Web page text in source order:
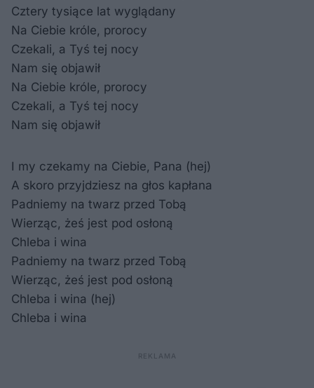
Cztery tysiące lat wyglądany
Na Ciebie króle, prorocy
Czekali, a Tyś tej nocy
Nam się objawił
Na Ciebie króle, prorocy
Czekali, a Tyś tej nocy
Nam się objawił
I my czekamy na Ciebie, Pana (hej)
A skoro przyjdziesz na głos kapłana
Padniemy na twarz przed Tobą
Wierząc, żeś jest pod osłoną
Chleba i wina
Padniemy na twarz przed Tobą
Wierząc, żeś jest pod osłoną
Chleba i wina (hej)
Chleba i wina